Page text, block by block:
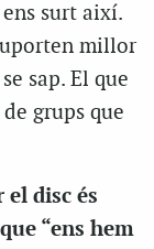
surt així.
millor
sap. El que
grups que
disc és
“ens hem